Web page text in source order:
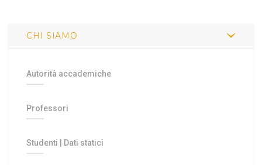
CHI SIAMO
Autorità accademiche
Professori
Studenti Dati statici